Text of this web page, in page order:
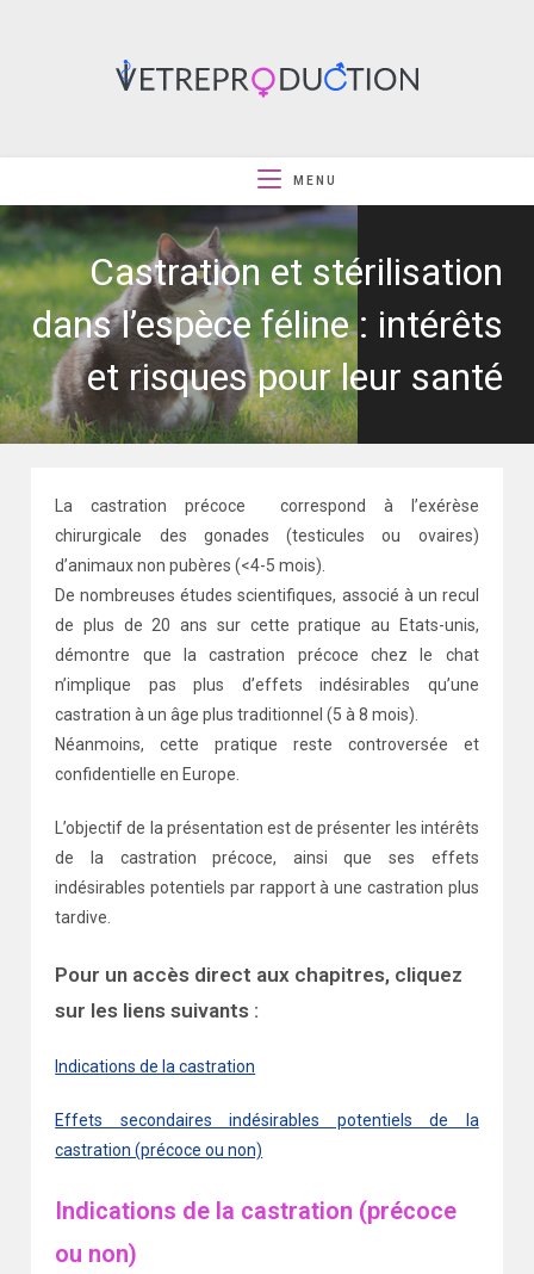
MENU
Castration et stérilisation
dans l’espèce féline : intérêts
et risques pour leur santé
La castration précoce correspond à l’exérèse
chirurgicale des gonades (testicules ou ovaires)
d’animaux non pubères (<4-5 mois).
De nombreuses études scientifiques, associé à un recul
de plus de 20 ans sur cette pratique au Etats-unis,
démontre que la castration précoce chez le chat
n’implique pas plus d’effets indésirables qu’une
castration à un âge plus traditionnel (5 à 8 mois).
Néanmoins, cette pratique reste controversée et
confidentielle en Europe.
L’objectif de la présentation est de présenter les intérêts
de la castration précoce, ainsi que ses effets
indésirables potentiels par rapport à une castration plus
tardive.
Pour un accès direct aux chapitres, cliquez
sur les liens suivants :
Indications de la castration
Effets secondaires indésirables potentiels de la
castration (précoce ou non)
Indications de la castration (précoce
ou non)